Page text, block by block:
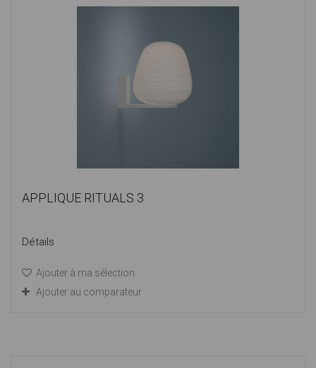
APPLIQUE RITUALS 3
Détails
Ajouter à ma sélection
Ajouter au comparateur